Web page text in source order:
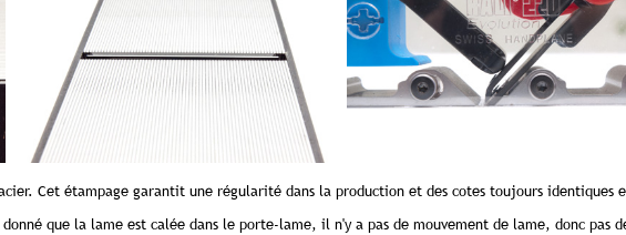
Cet étampage garantit une régularité dans la production et des cotes toujours identiques
que la lame est calée dans le porte-lame, il n'y a pas de mouvement de lame, donc pas